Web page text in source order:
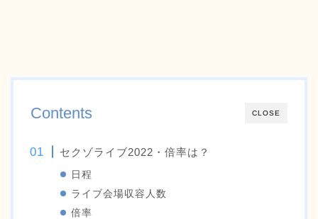
CLOSE
Contents
セクゾライブ2022・倍率は？
日程
ライブ会場収容人数
倍率